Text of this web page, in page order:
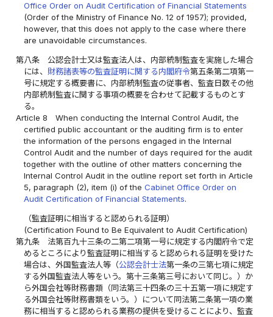
Office Order on Audit Certification of Financial Statements
(Order of the Ministry of Finance No. 12 of 1957); provided,
however, that this does not apply to the case where there
are unavoidable circumstances.
第八条
公認会計士又は監査法人は、内部統制監査を実施した場合
には、 財務諸表等の監査証明に関する内閣府令第五条第二項第一
号に規定する概要書に、内部統制監査の従事者、監査日数その他
内部統制監査に関する事項の概要を合わせて記載するものとす
る。
Article 8
When conducting the Internal Control Audit, the
certified public accountant or the auditing firm is to enter
the information of the persons engaged in the Internal
Control Audit and the number of days required for the audit
together with the outline of other matters concerning the
Internal Control Audit in the outline report set forth in Article
5, paragraph (2), item (i) of theCabinet Office Order on
Audit Certification of Financial Statements.
（監査証明に相当すると認められる証明）
(Certification Found to Be Equivalent to Audit Certification)
第九条
法第百九十三条の二第二項第一号に規定する内閣府令で定
めるところにより監査証明に相当すると認められる証明を受けた
場合は、外国監査法人等（公認会計士法第一条の三第七項に規定
する外国監査法人等をいう。第十三条第三号において同じ。）か
ら外国会社等財務書類（同法第三十四条の三十五第一項に規定す
る外国会社等財務書類をいう。）について同法第二条第一項の業
務に相当すると認められる業務の提供を受けることにより、監査